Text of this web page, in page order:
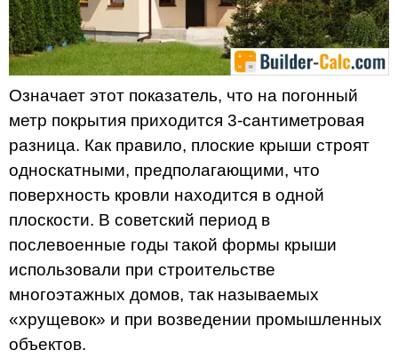
Означает этот показатель, что на погонный
метр покрытия приходится 3-сантиметровая
разница. Как правило, плоские крыши строят
односкатными, предполагающими, что
поверхность кровли находится в одной
плоскости. В советский период в
послевоенные годы такой формы крыши
использовали при строительстве
многоэтажных домов, так называемых
«хрущевок» и при возведении промышленных
объектов.